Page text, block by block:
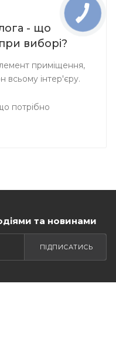
- що
виборі?
приміщення,
всьому інтер'єру.
потрібно
та новинами
ПІДПИСАТИСЬ